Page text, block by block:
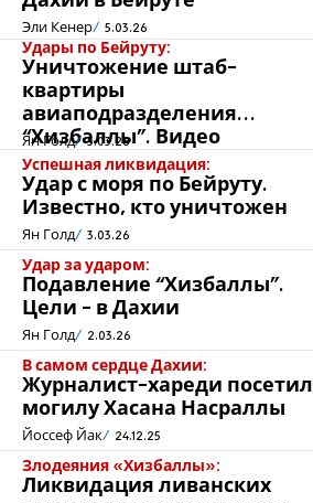
Эли Кенер 5.03.26
Удары по Бейруту:
Уничтожение штаб-
квартиры
авиаподразделения
“Хизбаллы". Видео
Ян Голд 5.03.26
Успешная ликвидация:
Удар с моря по Бейруту.
Известно, кто уничтожен
Ян Голд 3.03.26
Удар за ударом:
Подавление “Хизбаллы".
Цели - в Дахии
Ян Голд 2.03.26
В самом сердце Дахии:
Журналист-хареди посетил
могилу Хасана Насраллы
Йоссеф Йак 24.12.25
Злодеяния «Хизбаллы»:
Ликвидация ливанских